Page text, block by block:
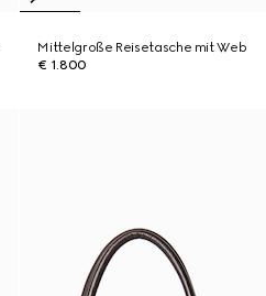
Mittelgroße Reisetasche mit Web
€ 1.800